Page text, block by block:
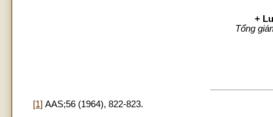
+
Tổng
[1] AAS;56 (1964), 822-823.